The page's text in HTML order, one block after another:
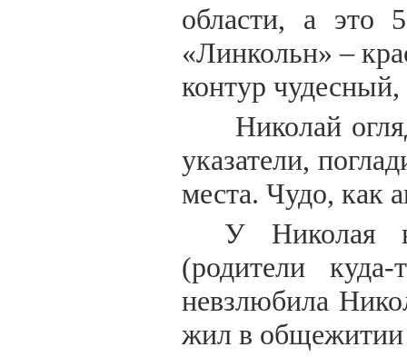
области, а это
«Линкольн» –
контур чудесный,
Николай
указатели,
места. Чудо, как
У Николая
(родители
невзлюбила
жил в общежитии